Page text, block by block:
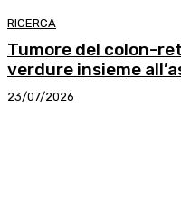
RICERCA
Tumore del colon-
verdure insieme
23/07/2026